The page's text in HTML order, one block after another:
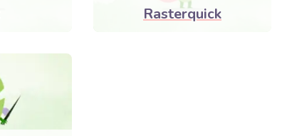
Rasterquick